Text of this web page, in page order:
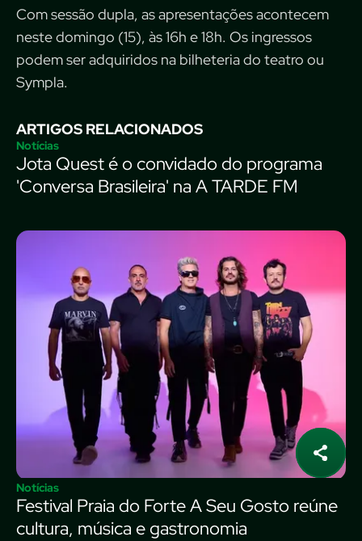
Com sessão dupla, as apresentações acontecem
neste domingo (15), às 16h e 18h. Os ingressos
podem ser adquiridos na bilheteria do teatro ou
Sympla.
ARTIGOS RELACIONADOS
Notícias
Jota Quest é o convidado do programa
'Conversa Brasileira' na A TARDE FM
Notícias
Festival Praia do Forte A Seu Gosto reúne
cultura, música e gastronomia